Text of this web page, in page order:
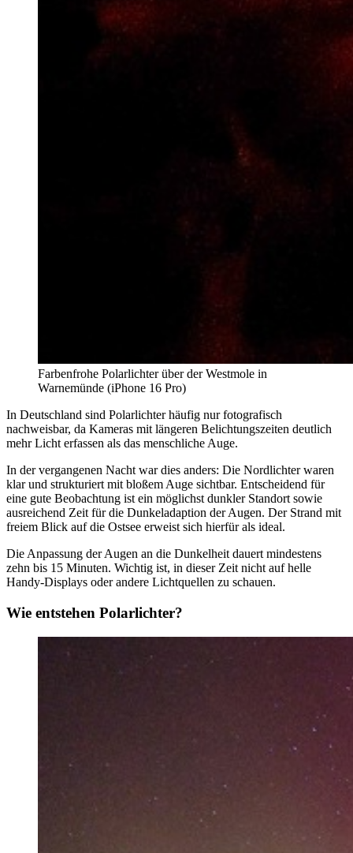
Farbenfrohe Polarlichter über der Westmole in
Warnemünde (iPhone 16 Pro)
In Deutschland sind Polarlichter häufig nur fotografisch
nachweisbar, da Kameras mit längeren Belichtungszeiten deutlich
mehr Licht erfassen als das menschliche Auge.
In der vergangenen Nacht war dies anders: Die Nordlichter waren
klar und strukturiert mit bloßem Auge sichtbar. Entscheidend für
eine gute Beobachtung ist ein möglichst dunkler Standort sowie
ausreichend Zeit für die Dunkeladaption der Augen. Der Strand mit
freiem Blick auf die Ostsee erweist sich hierfür als ideal.
Die Anpassung der Augen an die Dunkelheit dauert mindestens
zehn bis 15 Minuten. Wichtig ist, in dieser Zeit nicht auf helle
Handy-Displays oder andere Lichtquellen zu schauen.
Wie entstehen Polarlichter?